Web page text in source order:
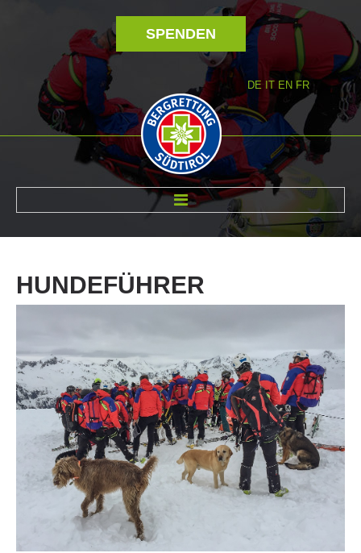
SPENDEN
DE IT EN FR
HUNDEFÜHRER